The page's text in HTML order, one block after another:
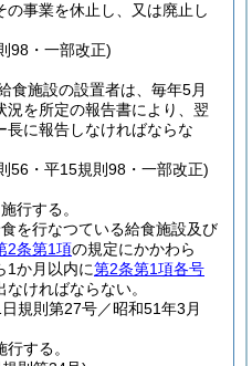
の事業を休止し、又は廃止し
98・一部改正)
食施設の設置者は、毎年5月
況を所定の報告書により、翌
長に報告しなければならな
56・平15規則98・一部改正)
行する。
を行なつている給食施設及び
2条第1項の規定にかかわら
1か月以内に第2条第1項各号
ければならない。
規則第27号／昭和51年3月
する。